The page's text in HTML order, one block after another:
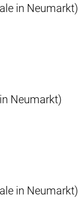
in Neumarkt)
Neumarkt)
in Neumarkt)